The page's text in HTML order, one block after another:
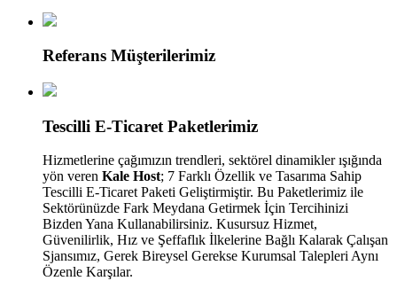
Referans Müşterilerimiz
Tescilli E-Ticaret Paketlerimiz
Hizmetlerine çağımızın trendleri, sektörel dinamikler ışığında
yön veren Kale Host; 7 Farklı Özellik ve Tasarıma Sahip
Tescilli E-Ticaret Paketi Geliştirmiştir. Bu Paketlerimiz ile
Sektörünüzde Fark Meydana Getirmek İçin Tercihinizi
Bizden Yana Kullanabilirsiniz. Kusursuz Hizmet,
Güvenilirlik, Hız ve Şeffaflık İlkelerine Bağlı Kalarak Çalışan
Sjansımız, Gerek Bireysel Gerekse Kurumsal Talepleri Aynı
Özenle Karşılar.